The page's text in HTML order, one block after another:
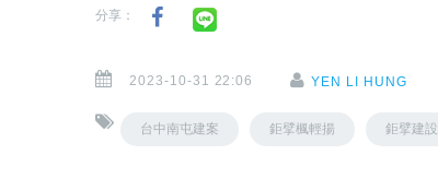
分享：
2023-10-31 22:06 YEN LI HUNG
台中南屯建案 鉅擘楓輕揚 鉅擘建設